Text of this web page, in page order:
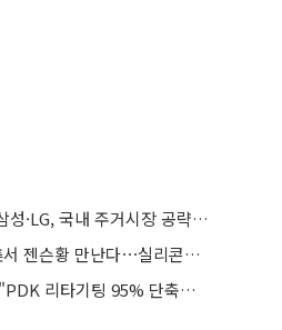
유럽서 키운 히트펌프…삼성·LG, 국내 주거시장 공략 ‘속도’
이재용·최태원·이해진, 美서 젠슨황 만난다⋯실리콘밸리 집결하는 AI리더
최정연 삼성전자 부사장 "PDK 리타기팅 95% 단축…에이전트 AI 시범 활용"